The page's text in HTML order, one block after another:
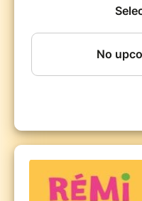
et tous leurs amis,
comptines !
idéal pour les enfants
enfants... bref, un
Chanteur pour les
déjà fêté ses 30 ans